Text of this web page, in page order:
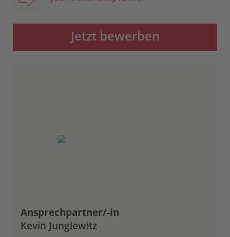
Jetzt bewerben
Ansprechpartner/-in
Kevin Junglewitz